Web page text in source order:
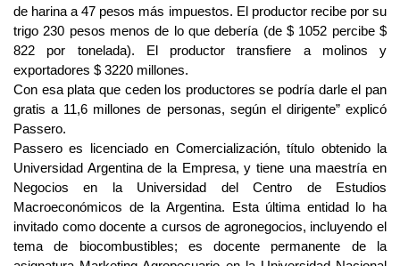
de harina a 47 pesos más impuestos. El productor recibe por su
trigo 230 pesos menos de lo que debería (de $ 1052 percibe $
822 por tonelada). El productor transfiere a molinos y
exportadores $ 3220 millones.
Con esa plata que ceden los productores se podría darle el pan
gratis a 11,6 millones de personas, según el dirigente” explicó
Passero.
Passero es licenciado en Comercialización, título obtenido la
Universidad Argentina de la Empresa, y tiene una maestría en
Negocios en la Universidad del Centro de Estudios
Macroeconómicos de la Argentina. Esta última entidad lo ha
invitado como docente a cursos de agronegocios, incluyendo el
tema de biocombustibles; es docente permanente de la